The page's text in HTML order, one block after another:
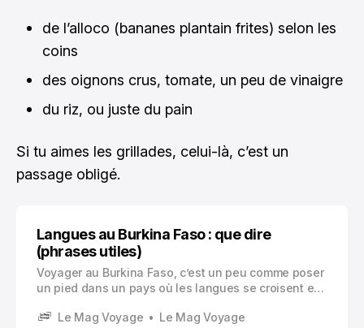
de l’alloco (bananes plantain frites) selon les
coins
des oignons crus, tomate, un peu de vinaigre
du riz, ou juste du pain
Si tu aimes les grillades, celui-là, c’est un
passage obligé.
Langues au Burkina Faso : que dire
(phrases utiles)
Voyager au Burkina Faso, c’est un peu comme poser
un pied dans un pays où les langues se croisent en
seulement.
Le Mag Voyage Le Mag Voyage